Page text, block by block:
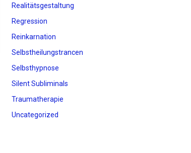
Realitätsgestaltung
Regression
Reinkarnation
Selbstheilungstrancen
Selbsthypnose
Silent Subliminals
Traumatherapie
Uncategorized